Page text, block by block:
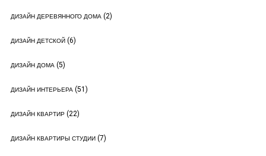
ДИЗАЙН ДЕРЕВЯННОГО ДОМА(2)
ДИЗАЙН ДЕТСКОЙ(6)
ДИЗАЙН ДОМА(5)
ДИЗАЙН ИНТЕРЬЕРА(51)
ДИЗАЙН КВАРТИР(22)
ДИЗАЙН КВАРТИРЫ СТУДИИ(7)